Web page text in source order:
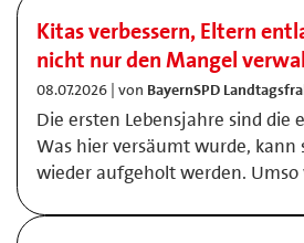
Kitas verbessern, Eltern
nicht nur den Mangel
08.07.2026 | von BayernSPD
Die ersten Lebensjahre sind die
Was hier versäumt wurde, kann
wieder aufgeholt werden.